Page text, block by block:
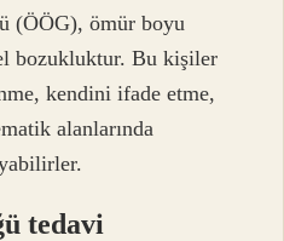
(ÖÖG), ömür boyu
bozukluktur. Bu kişiler
kendini ifade etme,
alanlarında
tedavi